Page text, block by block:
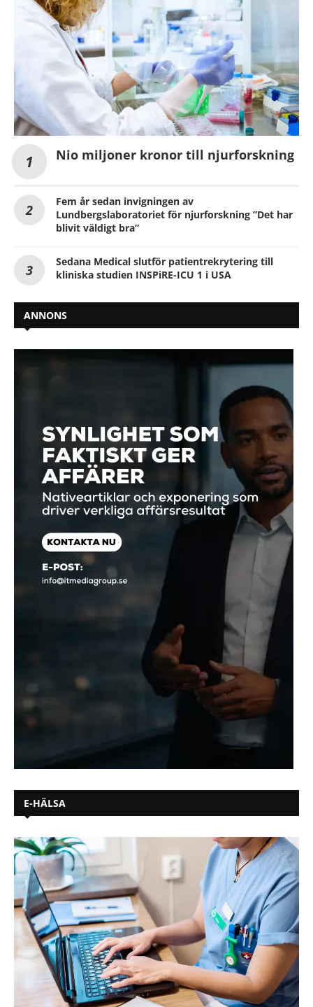
Nio miljoner kronor till njurforskning
Fem år sedan invigningen av
Lundbergslaboratoriet för njurforskning ”Det har
blivit väldigt bra”
Sedana Medical slutför patientrekrytering till
kliniska studien INSPiRE-ICU 1 i USA
ANNONS
E-HÄLSA